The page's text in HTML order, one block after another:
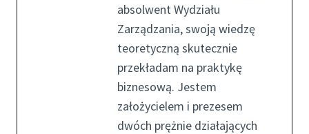
absolwent Wydziału
Zarządzania, swoją wiedzę
teoretyczną skutecznie
przekładam na praktykę
biznesową. Jestem
założycielem i prezesem
dwóch prężnie działających